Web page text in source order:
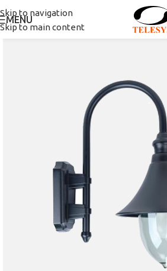
Skip to navigation
Skip to main content
MENU